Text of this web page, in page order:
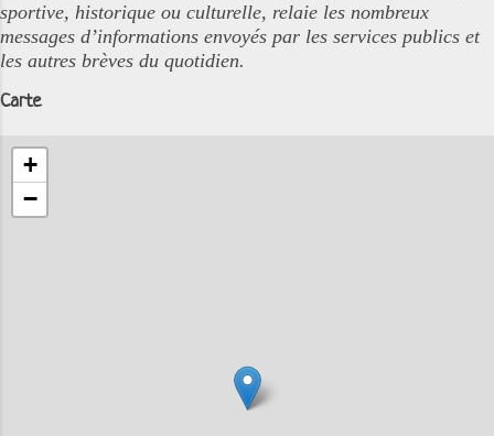
sportive, historique ou culturelle, relaie les nombreux
messages d’informations envoyés par les services publics et
les autres brèves du quotidien.
Carte
+
−